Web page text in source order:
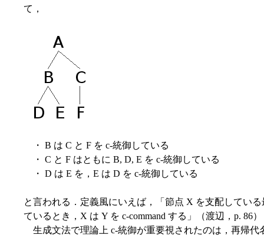
て，
・ B は C と F を c-統御している
・ C と F はともに B, D, E を c-統御している
・ D は E を，E は D を c-統御している
と言われる．定義風にいえば，「節点 X を支配してい
ているとき，X は Y を c-command する」（渡辺，p. 86
生成文法で理論上 c-統御が重要視されたのは，再帰代